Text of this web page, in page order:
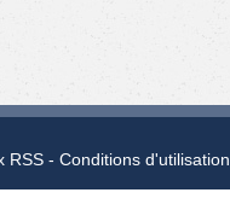
RSS Conditions d'utilisation